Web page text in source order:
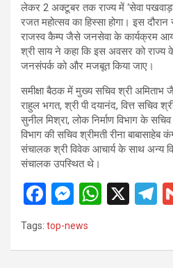
लेकर 2 अक्टूबर तक राज्य में ‘सेवा
रजत महोत्सव का हिस्सा होगा। इस दौरान
राजस्व कैम्प जैसे जनसेवा के कार्यक्रम
श्री साय ने कहा कि इस अवसर को राज्य
जनसंपर्क को और मजबूत किया जाए।
समीक्षा बैठक में मुख्य सचिव श्री अमिताभ
राहुल भगत, श्री पी दयानंद, वित्त सचिव
सुनील मिश्रा, लोक निर्माण विभाग के
विभाग की सचिव श्रीमती रीना
संचालक श्री विवेक आचार्य के साथ अन्य
संचालक उपस्थित थे।
F
a
ce
M
se
W X
T
Tags: top-news